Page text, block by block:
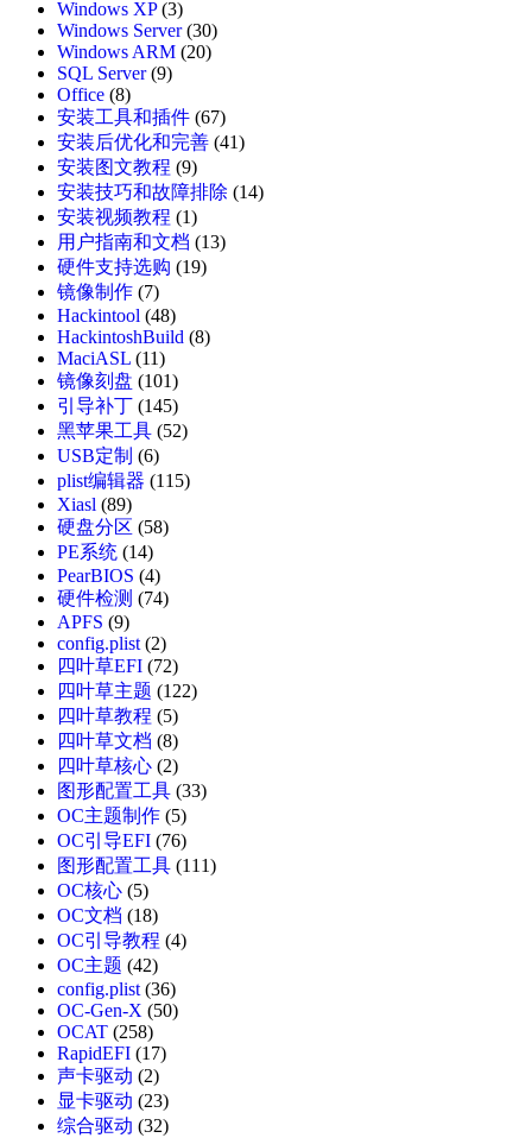
Windows XP(3)
Windows Server(30)
Windows ARM (20)
SQL Server(9)
Office (8)
安装工具和插件 (67)
安装后优化和完善 (41)
安装图文教程 (9)
安装技巧和故障排除 (14)
安装视频教程 (1)
用户指南和文档 (13)
硬件支持选购 (19)
镜像制作 (7)
Hackintool (48)
HackintoshBuild (8)
MaciASL (11)
镜像刻盘 (101)
引导补丁 (145)
黑苹果工具 (52)
USB定制 (6)
plist编辑器 (115)
Xiasl (89)
硬盘分区 (58)
PE系统 (14)
PearBIOS (4)
硬件检测 (74)
APFS (9)
config.plist(2)
四叶草EFI (72)
四叶草主题 (122)
四叶草教程 (5)
四叶草文档 (8)
四叶草核心 (2)
图形配置工具 (33)
OC主题制作 (5)
OC引导EFI (76)
图形配置工具 (111)
OC核心 (5)
OC文档 (18)
OC引导教程 (4)
OC主题 (42)
config.plist(36)
OC-Gen-X (50)
OCAT (258)
RapidEFI (17)
声卡驱动 (2)
显卡驱动 (23)
综合驱动 (32)